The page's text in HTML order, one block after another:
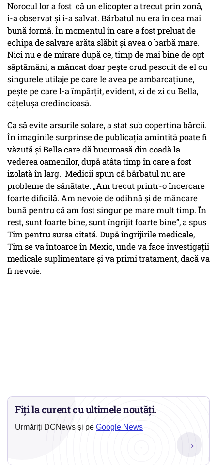
Norocul lor a fost că un elicopter a trecut prin zonă,
i-a observat şi i-a salvat. Bărbatul nu era în cea mai
bună formă. În momentul în care a fost preluat de
echipa de salvare arăta slăbit și avea o barbă mare.
Nici nu e de mirare după ce, timp de mai bine de opt
săptămâni, a mâncat doar peşte crud pescuit de el cu
singurele utilaje pe care le avea pe ambarcaţiune,
peşte pe care l-a împărţit, evident, zi de zi cu Bella,
căţeluşa credincioasă.
Ca să evite arsurile solare, a stat sub copertina bărcii.
În imaginile surprinse de publicaţia amintită poate fi
văzută și Bella care dă bucuroasă din coadă la
vederea oamenilor, după atâta timp în care a fost
izolată în larg. Medicii spun că bărbatul nu are
probleme de sănătate. „Am trecut printr-o încercare
foarte dificilă. Am nevoie de odihnă și de mâncare
bună pentru că am fost singur pe mare mult timp. În
rest, sunt foarte bine, sunt îngrijit foarte bine”, a spus
Tim pentru sursa citată. După îngrijirile medicale,
Tim se va întoarce în Mexic, unde va face investigaţii
medicale suplimentare și va primi tratament, dacă va
fi nevoie.
Fiți la curent cu ultimele noutăți.
Urmăriți DCNews și pe Google News
→